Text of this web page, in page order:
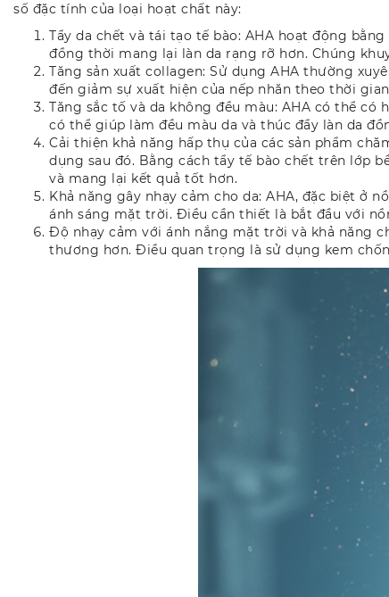
số đặc tính của loại hoạt chất này:
Tẩy da chết và tái tạo tế bào: AHA hoạt động
đồng thời mang lại làn da rạng rỡ hơn. Chúng
Tăng sản xuất collagen: Sử dụng AHA thường
đến giảm sự xuất hiện của nếp nhăn theo thời
Tăng sắc tố và da không đều màu: AHA có thể
có thể giúp làm đều màu da và thúc đẩy làn da
Cải thiện khả năng hấp thụ của các sản phẩm
dụng sau đó. Bằng cách tẩy tế bào chết trên lớp
và mang lại kết quả tốt hơn.
Khả năng gây nhạy cảm cho da: AHA, đặc biệt ở
ánh sáng mặt trời. Điều cần thiết là bắt đầu với
Độ nhạy cảm với ánh nắng mặt trời và khả năng
thương hơn. Điều quan trọng là sử dụng kem